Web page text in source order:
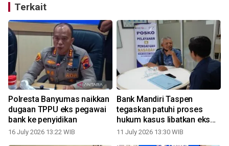
Terkait
Polresta Banyumas naikkan
dugaan TPPU eks pegawai
bank ke penyidikan
16 July 2026 13:22 WIB
Bank Mandiri Taspen
tegaskan patuhi proses
hukum kasus libatkan eks
pegawai
11 July 2026 13:30 WIB